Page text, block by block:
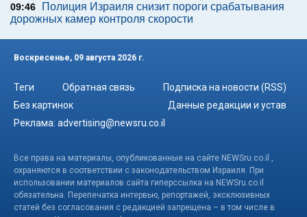
09:46
Полиция Израиля снизит пороги срабатывания
дорожных камер контроля скорости
Воскресенье, 09 августа 2026 г.
Теги Обратная связь
Подписка на новости (RSS)
Без картинок
Данные редакции и устав
Реклама: advertising@newsru.co.il
Все права на материалы, опубликованные на сайте NEWSru.co.il ,
охраняются в соответствии с законодательством Израиля. При
использовании материалов сайта гиперссылка на NEWSru.co.il
обязательна. Перепечатка интервью, репортажей, эксклюзивных
статей без согласования с редакцией запрещена – в том числе в